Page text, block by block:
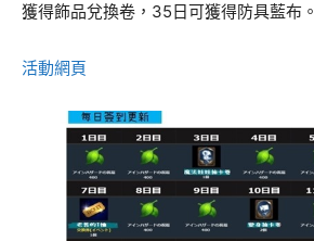
獲得飾品兌換卷，35日可獲得防具藍布。
活動網頁